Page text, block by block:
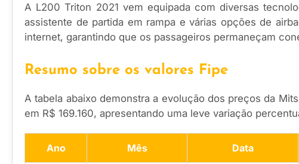
A L200 Triton 2021 vem equipada com diversas
assistente de partida em rampa e várias opções de
internet, garantindo que os passageiros permaneçam
Resumo sobre os valores Fipe
A tabela abaixo demonstra a evolução dos preços da
em R$ 169.160, apresentando uma leve variação
Ano Mês Data